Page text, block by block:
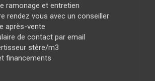
ramonage et entretien
rendez vous avec un conseiller
après-vente
de contact par email
stère/m3
financements